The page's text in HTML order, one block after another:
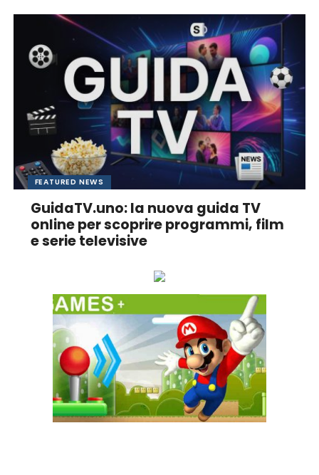
FEATURED NEWS
GuidaTV.uno: la nuova guida TV
online per scoprire programmi, film
e serie televisive